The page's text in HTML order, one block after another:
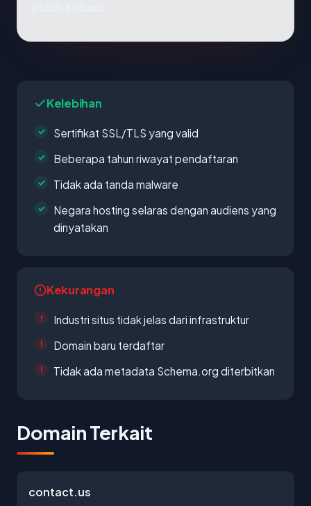
Kelebihan
Sertifikat SSL/TLS yang valid
Beberapa tahun riwayat pendaftaran
Tidak ada tanda malware
Negara hosting selaras dengan audiens yang
dinyatakan
Kekurangan
Industri situs tidak jelas dari infrastruktur
Domain baru terdaftar
Tidak ada metadata Schema.org diterbitkan
Domain Terkait
contact.us